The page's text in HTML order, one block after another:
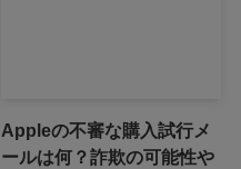
Appleの不審な購入試行メ
ールは何？詐欺の可能性や